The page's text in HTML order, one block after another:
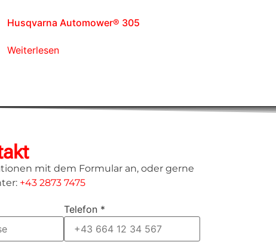
Husqvarna Automower® 305
Weiterlesen
mit dem Formular an, oder gerne
+43 2873 7475
Telefon *